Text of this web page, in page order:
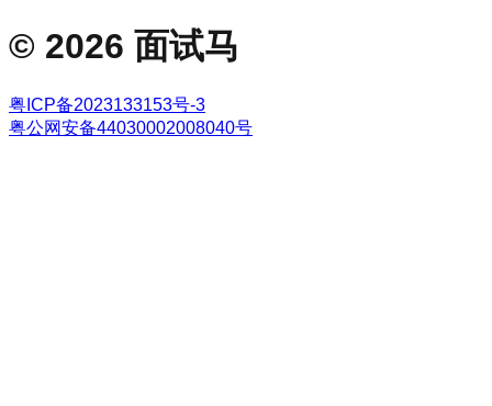
© 2026 面试马
粤ICP备2023133153号-3
粤公网安备44030002008040号